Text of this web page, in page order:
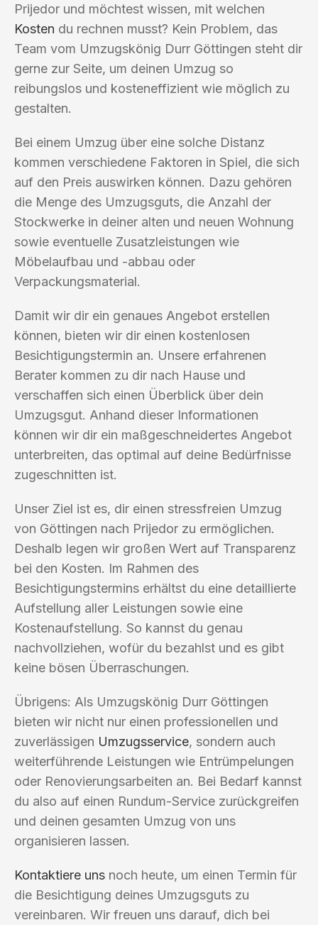
Prijedor und möchtest wissen, mit welchen
Kosten du rechnen musst? Kein Problem, das
Team vom Umzugskönig Durr Göttingen steht dir
gerne zur Seite, um deinen Umzug so
reibungslos und kosteneffizient wie möglich zu
gestalten.
Bei einem Umzug über eine solche Distanz
kommen verschiedene Faktoren in Spiel, die sich
auf den Preis auswirken können. Dazu gehören
die Menge des Umzugsguts, die Anzahl der
Stockwerke in deiner alten und neuen Wohnung
sowie eventuelle Zusatzleistungen wie
Möbelaufbau und -abbau oder
Verpackungsmaterial.
Damit wir dir ein genaues Angebot erstellen
können, bieten wir dir einen kostenlosen
Besichtigungstermin an. Unsere erfahrenen
Berater kommen zu dir nach Hause und
verschaffen sich einen Überblick über dein
Umzugsgut. Anhand dieser Informationen
können wir dir ein maßgeschneidertes Angebot
unterbreiten, das optimal auf deine Bedürfnisse
zugeschnitten ist.
Unser Ziel ist es, dir einen stressfreien Umzug
von Göttingen nach Prijedor zu ermöglichen.
Deshalb legen wir großen Wert auf Transparenz
bei den Kosten. Im Rahmen des
Besichtigungstermins erhältst du eine detaillierte
Aufstellung aller Leistungen sowie eine
Kostenaufstellung. So kannst du genau
nachvollziehen, wofür du bezahlst und es gibt
keine bösen Überraschungen.
Übrigens: Als Umzugskönig Durr Göttingen
bieten wir nicht nur einen professionellen und
zuverlässigen Umzugsservice, sondern auch
weiterführende Leistungen wie Entrümpelungen
oder Renovierungsarbeiten an. Bei Bedarf kannst
du also auf einen Rundum-Service zurückgreifen
und deinen gesamten Umzug von uns
organisieren lassen.
Kontaktiere uns noch heute, um einen Termin für
die Besichtigung deines Umzugsguts zu
vereinbaren. Wir freuen uns darauf, dich bei